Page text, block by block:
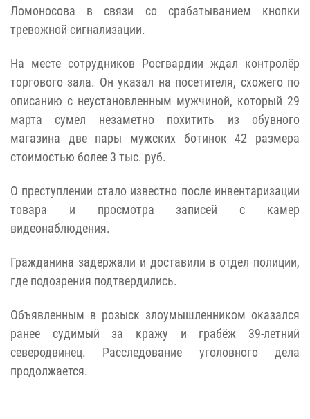
Ломоносова в связи со срабатыванием кнопки
тревожной сигнализации.
На месте сотрудников Росгвардии ждал контролёр
торгового зала. Он указал на посетителя, схожего по
описанию с неустановленным мужчиной, который 29
марта сумел незаметно похитить из обувного
магазина две пары мужских ботинок 42 размера
стоимостью более 3 тыс. руб.
О преступлении стало известно после инвентаризации
товара и просмотра записей с камер
видеонаблюдения.
Гражданина задержали и доставили в отдел полиции,
где подозрения подтвердились.
Объявленным в розыск злоумышленником оказался
ранее судимый за кражу и грабёж 39-летний
северодвинец. Расследование уголовного дела
продолжается.